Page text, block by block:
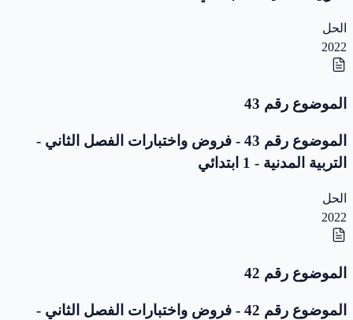
الحل
2022
الموضوع رقم 43
الموضوع رقم 43 - فروض واختبارات الفصل الثاني -
التربية المدنية - 1 ابتدائي
الحل
2022
الموضوع رقم 42
الموضوع رقم 42 - فروض واختبارات الفصل الثاني -